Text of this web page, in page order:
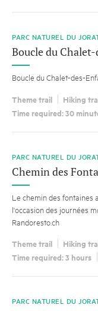
PARC NATUREL DU
Boucle du
Boucle du Chalet-des-
Theme trail
Hiking
Time required: 30
PARC NATUREL DU
Chemin des
Le chemin des fontaines
l'occasion des journées
Randoresto.ch
Theme trail
Hiking
Time required: 3 hours
PARC NATUREL DU